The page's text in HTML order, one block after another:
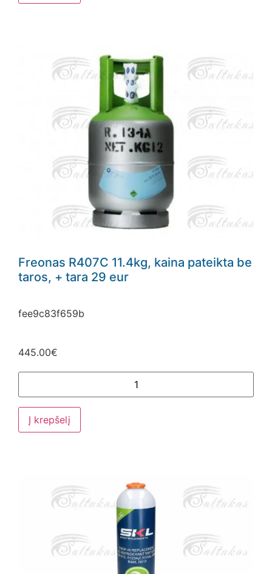
Freonas R407C 11.4kg, kaina pateikta be
taros, + tara 29 eur
fee9c83f659b
445.00€
Į krepšelį